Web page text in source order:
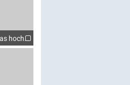
hochmotiviert 2